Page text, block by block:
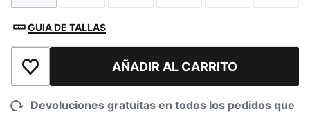
GUIA DE TALLAS
Añadir a la lista de deseosAÑADIR AL CARRITO
Devoluciones gratuitas en todos los pedidos que